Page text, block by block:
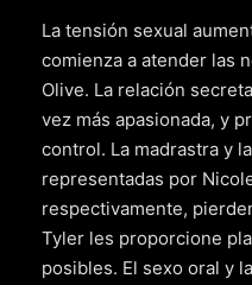
La tensión sexual
comienza a atender las
Olive. La relación
vez más apasionada, y
control. La madrastra y
representadas por
respectivamente,
Tyler les proporcione
posibles. El sexo oral y